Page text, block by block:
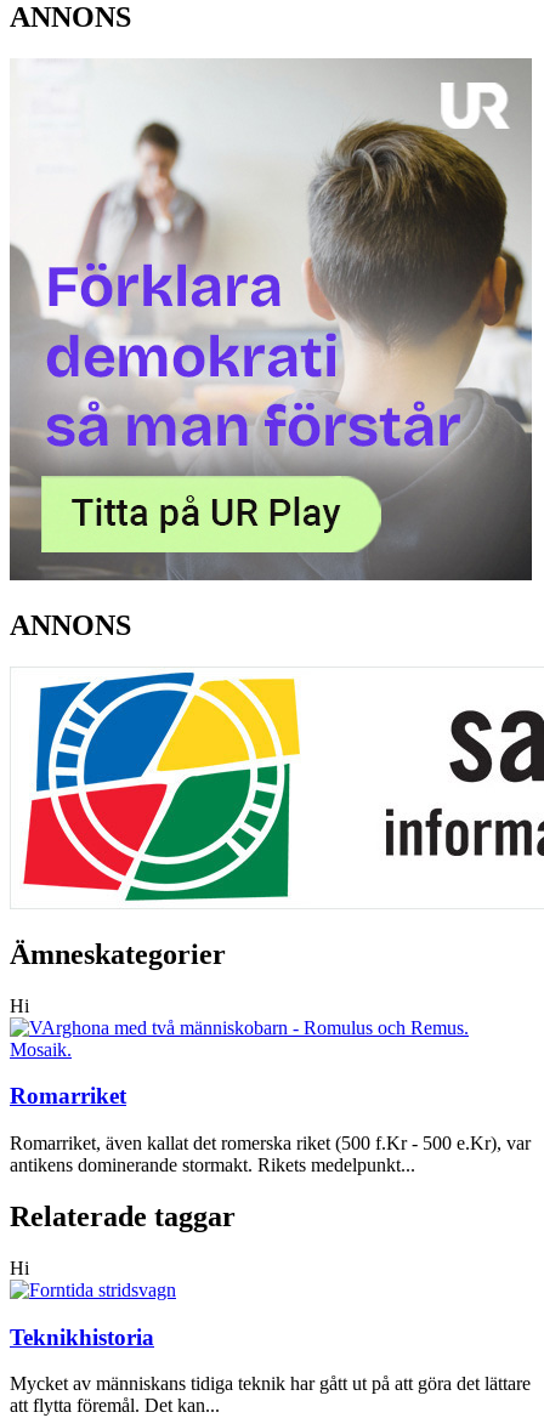
ANNONS
ANNONS
Ämneskategorier
Hi
Romarriket
Romarriket, även kallat det romerska riket (500 f.Kr - 500 e.Kr), var
antikens dominerande stormakt. Rikets medelpunkt...
Relaterade taggar
Hi
Teknikhistoria
Mycket av människans tidiga teknik har gått ut på att göra det lättare
att flytta föremål. Det kan...